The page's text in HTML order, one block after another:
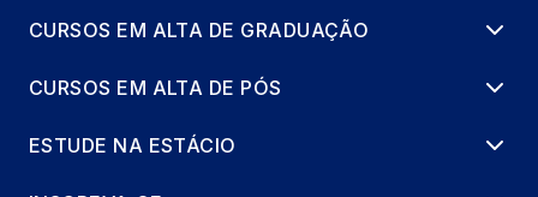
CURSOS EM ALTA DE GRADUAÇÃO
CURSOS EM ALTA DE PÓS
ESTUDE NA ESTÁCIO